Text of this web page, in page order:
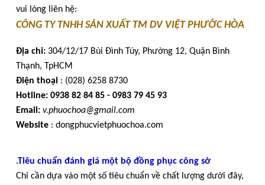
vui lòng liên hệ:
CÔNG TY TNHH SẢN XUẤT TM DV VIỆT PHƯỚC HÒA
Địa chỉ:304/12/17 Bùi Đình Túy, Phường 12, Quận Bình
Thạnh, TpHCM
Điện thoại : (028) 6258 8730
Hotline: 0938 82 84 85 - 0983 79 45 93
Email: v.phuochoa@gmail.com
Website : dongphucvietphuochoa.com
.Tiêu chuẩn đánh giá một bộ đồng phục công sở
Chỉ cần dựa vào một số tiêu chuẩn về chất lượng dưới đây,